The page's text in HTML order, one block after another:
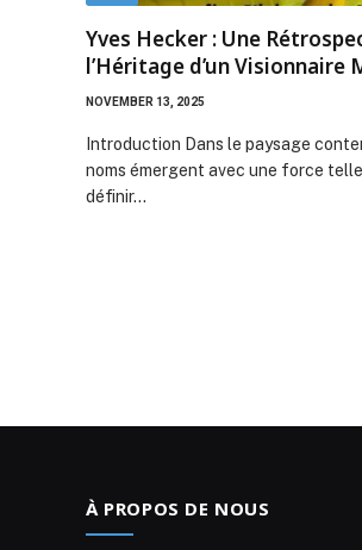
Yves Hecker : Une
l’Héritage d’un Visionnaire
NOVEMBER 13, 2025
Introduction Dans le paysage
noms émergent avec une force
définir…
À PROPOS DE NOUS